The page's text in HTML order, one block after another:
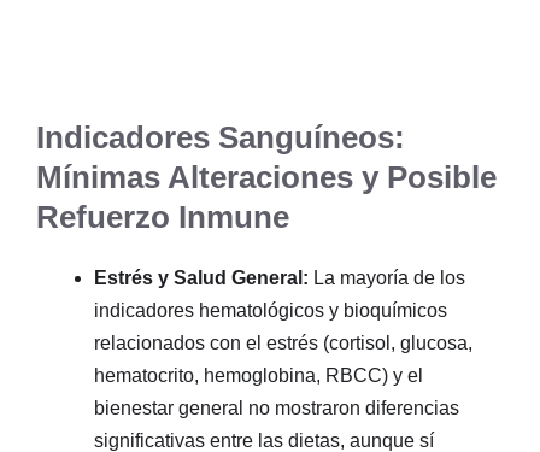
Indicadores Sanguíneos:
Mínimas Alteraciones y Posible
Refuerzo Inmune
Estrés y Salud General: La mayoría de los
indicadores hematológicos y bioquímicos
relacionados con el estrés (cortisol, glucosa,
hematocrito, hemoglobina, RBCC) y el
bienestar general no mostraron diferencias
significativas entre las dietas, aunque sí